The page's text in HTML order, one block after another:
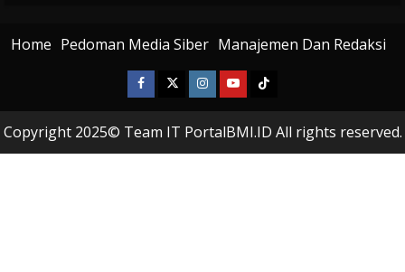
Home Pedoman Media Siber Manajemen Dan Redaksi
Facebook
X
Instagram
YoutubeTiktok
Copyright 2025© Team IT PortalBMI.ID All rights reserved.